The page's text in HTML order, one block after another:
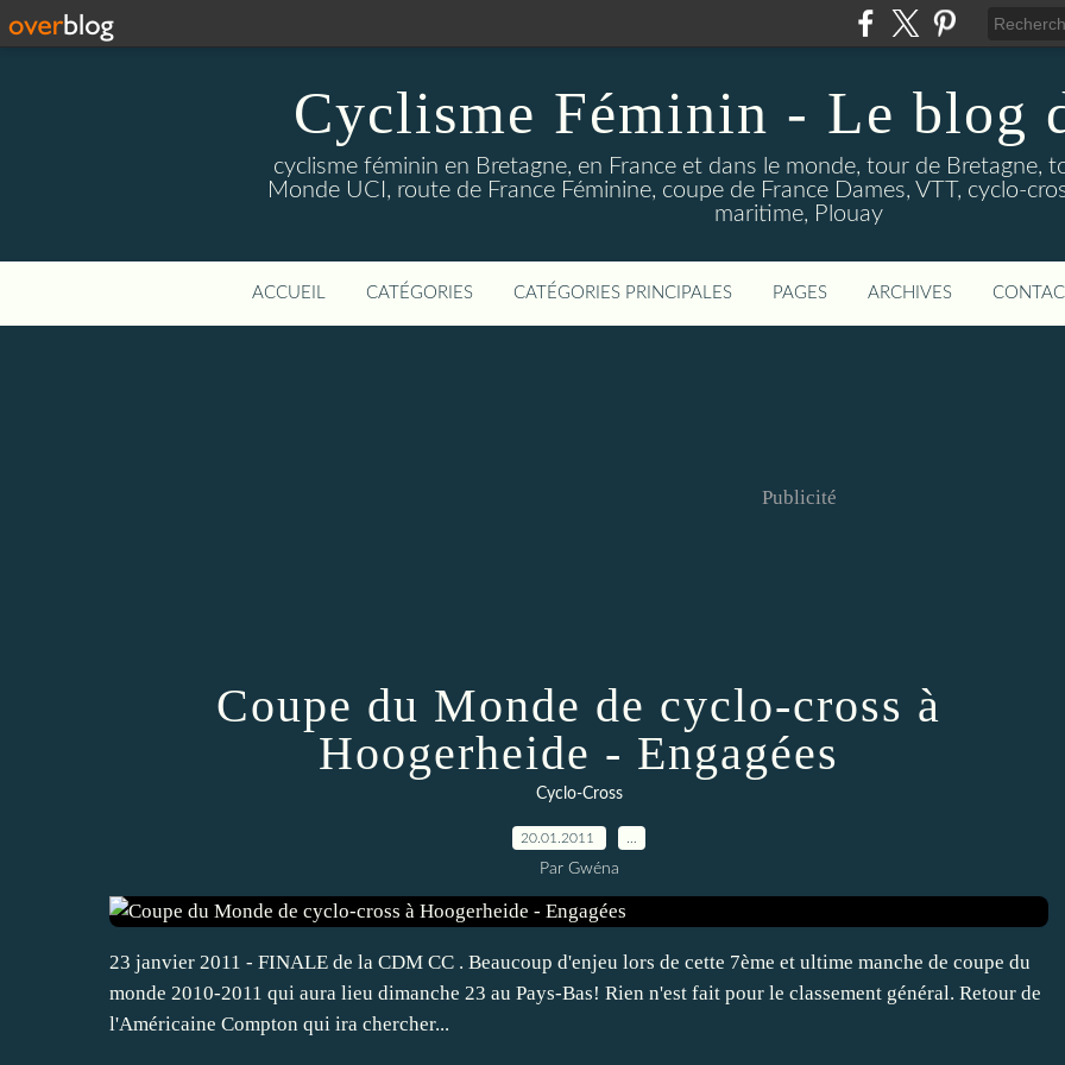
Cyclisme Féminin - Le blog
cyclisme féminin en Bretagne, en France et dans le monde, tour de Bretagne,
Monde UCI, route de France Féminine, coupe de France Dames, VTT, cyclo-
maritime, Plouay
ACCUEIL CATÉGORIES CATÉGORIES PRINCIPALES PAGES ARCHIVES
Publicité
Coupe du Monde de cyclo-cross à
Hoogerheide - Engagées
Cyclo-Cross
20.01.2011
Par Gwéna
23 janvier 2011 - FINALE de la CDM CC . Beaucoup d'enjeu lors de cette 7ème et ultime manche de coupe du
monde 2010-2011 qui aura lieu dimanche 23 au Pays-Bas! Rien n'est fait pour le classement général. Retour de
l'Américaine Compton qui ira chercher...